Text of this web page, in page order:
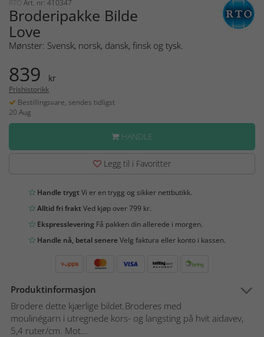
RTO Art. nr: 410347
Broderipakke Bilde
Love
Mønster: Svensk, norsk, dansk, finsk og tysk.
839 kr
Prishistorikk
Bestillingsvare, sendes tidligst
20 Aug
HANDLE
Legg til i Favoritter
Handle trygtVi er en trygg og sikker nettbutikk.
Alltid fri fraktVed kjøp over 799 kr.
Ekspresslevering Få pakken din allerede i morgen.
Handle nå, betal senereVelg faktura eller konto i kassen.
Produktinformasjon
Brodere dette kjærlige bildet.Broderes med
moulinégarn i utregnede kors- og langsting på hvit aidavev,
5,4 ruter/cm. Mot...